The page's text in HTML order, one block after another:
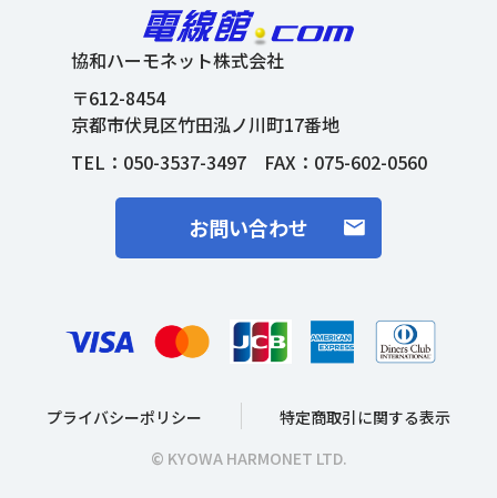
協和ハーモネット株式会社
〒612-8454
京都市伏見区竹田泓ノ川町17番地
TEL： 050-3537-3497FAX：075-602-0560
お問い合わせ
プライバシーポリシー
特定商取引に関する表示
© KYOWA HARMONET LTD.